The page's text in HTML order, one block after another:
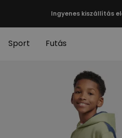
Ingyenes kiszállítás
Sport Futás